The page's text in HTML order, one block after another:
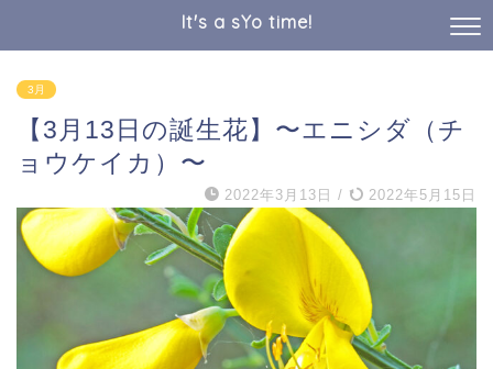
It's a sYo time!
3月
【3月13日の誕生花】〜エニシダ（チ
ョウケイカ）〜
2022年3月13日 / 2022年5月15日